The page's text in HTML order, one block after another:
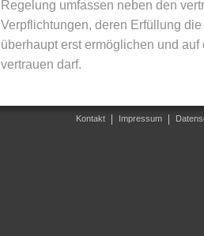
Regelung umfassen neben den
Verpflichtungen, deren Erfüllung
überhaupt erst ermöglichen und
vertrauen darf.
Kontakt Impressum